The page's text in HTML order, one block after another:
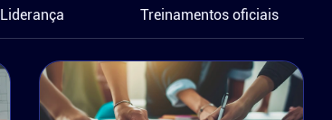
Liderança Treinamentos oficiais